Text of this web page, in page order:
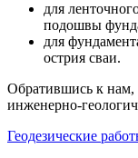
для
подошвы
для
острия сваи.
Обратившись к нам,
инженерно-
Геодезические